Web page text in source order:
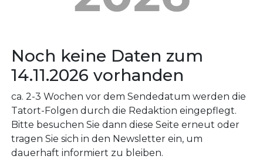
Noch keine Daten zum
14.11.2026 vorhanden
ca. 2-3 Wochen vor dem Sendedatum werden die
Tatort-Folgen durch die Redaktion eingepflegt.
Bitte besuchen Sie dann diese Seite erneut oder
tragen Sie sich in den Newsletter ein, um
dauerhaft informiert zu bleiben.